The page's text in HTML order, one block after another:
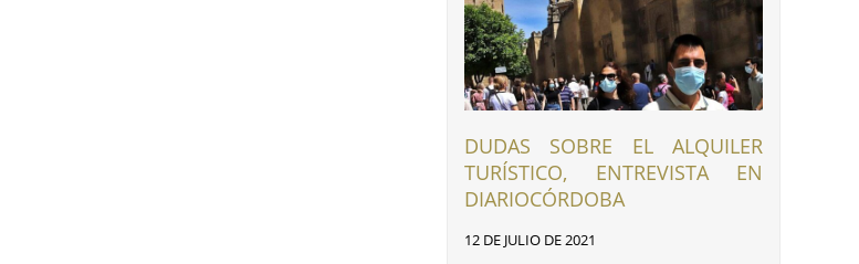
DUDAS SOBRE EL ALQUILER
TURÍSTICO, ENTREVISTA EN
DIARIOCÓRDOBA
12 DE JULIO DE 2021